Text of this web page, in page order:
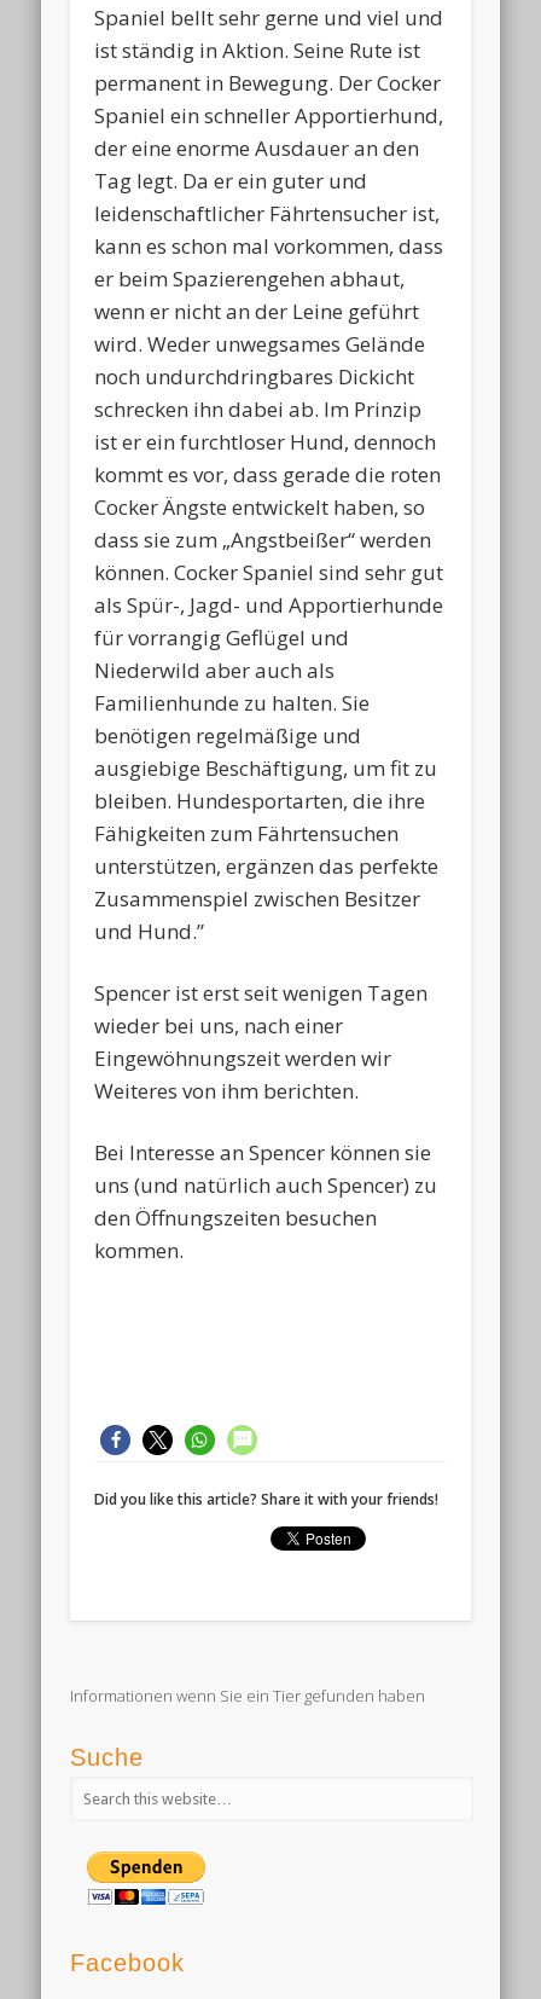
Spaniel bellt sehr gerne und viel und
ist ständig in Aktion. Seine Rute ist
permanent in Bewegung. Der Cocker
Spaniel ein schneller Apportierhund,
der eine enorme Ausdauer an den
Tag legt. Da er ein guter und
leidenschaftlicher Fährtensucher ist,
kann es schon mal vorkommen, dass
er beim Spazierengehen abhaut,
wenn er nicht an der Leine geführt
wird. Weder unwegsames Gelände
noch undurchdringbares Dickicht
schrecken ihn dabei ab. Im Prinzip
ist er ein furchtloser Hund, dennoch
kommt es vor, dass gerade die roten
Cocker Ängste entwickelt haben, so
dass sie zum „Angstbeißer“ werden
können. Cocker Spaniel sind sehr gut
als Spür-, Jagd- und Apportierhunde
für vorrangig Geflügel und
Niederwild aber auch als
Familienhunde zu halten. Sie
benötigen regelmäßige und
ausgiebige Beschäftigung, um fit zu
bleiben. Hundesportarten, die ihre
Fähigkeiten zum Fährtensuchen
unterstützen, ergänzen das perfekte
Zusammenspiel zwischen Besitzer
und Hund.”
Spencer ist erst seit wenigen Tagen
wieder bei uns, nach einer
Eingewöhnungszeit werden wir
Weiteres von ihm berichten.
Bei Interesse an Spencer können sie
uns (und natürlich auch Spencer) zu
den Öffnungszeiten besuchen
kommen.
Did you like this article? Share it with your friends!
Informationen wenn Sie ein Tier gefunden haben
Suche
Facebook